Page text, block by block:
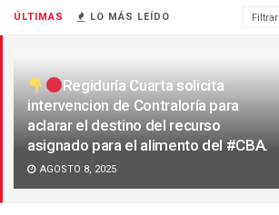
ÚLTIMAS LO MÁS LEÍDO Filtrar
Regiduría Cuarta solicita
intervencion de Contraloría para
aclarar el destino del recurso
asignado para el alimento del #CBA.
AGOSTO 8, 2025